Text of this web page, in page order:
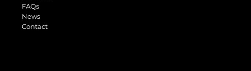
FAQs
News
Contact